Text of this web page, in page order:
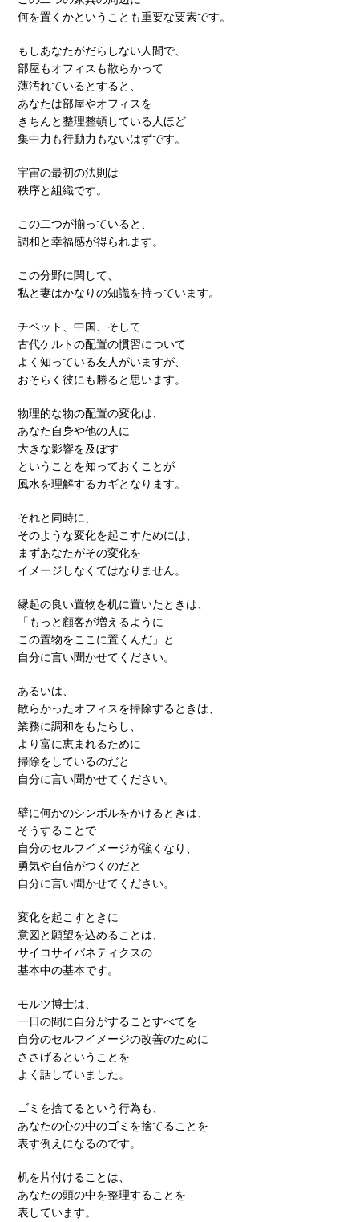
何を置くかということも重要な要素です。
もしあなたがだらしない人間で、
部屋もオフィスも散らかって
薄汚れているとすると、
あなたは部屋やオフィスを
きちんと整理整頓している人ほど
集中力も行動力もないはずです。
宇宙の最初の法則は
秩序と組織です。
この二つが揃っていると、
調和と幸福感が得られます。
この分野に関して、
私と妻はかなりの知識を持っています。
チベット、中国、そして
古代ケルトの配置の慣習について
よく知っている友人がいますが、
おそらく彼にも勝ると思います。
物理的な物の配置の変化は、
あなた自身や他の人に
大きな影響を及ぼす
ということを知っておくことが
風水を理解するカギとなります。
それと同時に、
そのような変化を起こすためには、
まずあなたがその変化を
イメージしなくてはなりません。
縁起の良い置物を机に置いたときは、
「もっと顧客が増えるように
この置物をここに置くんだ」と
自分に言い聞かせてください。
あるいは、
散らかったオフィスを掃除するときは、
業務に調和をもたらし、
より富に恵まれるために
掃除をしているのだと
自分に言い聞かせてください。
壁に何かのシンボルをかけるときは、
そうすることで
自分のセルフイメージが強くなり、
勇気や自信がつくのだと
自分に言い聞かせてください。
変化を起こすときに
意図と願望を込めることは、
サイコサイバネティクスの
基本中の基本です。
モルツ博士は、
一日の間に自分がすることすべてを
自分のセルフイメージの改善のために
ささげるということを
よく話していました。
ゴミを捨てるという行為も、
あなたの心の中のゴミを捨てることを
表す例えになるのです。
机を片付けることは、
あなたの頭の中を整理することを
表しています。